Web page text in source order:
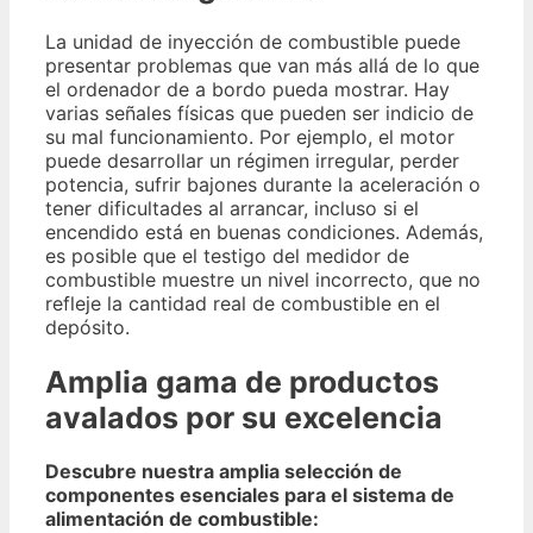
La unidad de inyección de combustible puede
presentar problemas que van más allá de lo que
el ordenador de a bordo pueda mostrar. Hay
varias señales físicas que pueden ser indicio de
su mal funcionamiento. Por ejemplo, el motor
puede desarrollar un régimen irregular, perder
potencia, sufrir bajones durante la aceleración o
tener dificultades al arrancar, incluso si el
encendido está en buenas condiciones. Además,
es posible que el testigo del medidor de
combustible muestre un nivel incorrecto, que no
refleje la cantidad real de combustible en el
depósito.
Amplia gama de productos
avalados por su excelencia
Descubre nuestra amplia selección de
componentes esenciales para el sistema de
alimentación de combustible: